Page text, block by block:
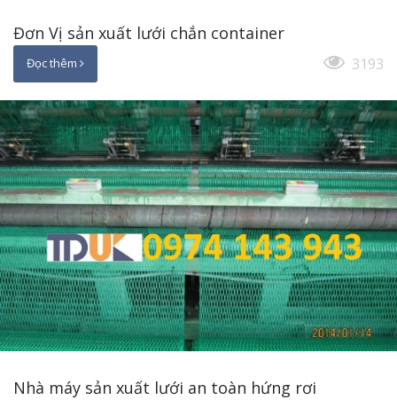
Đơn Vị sản xuất lưới chắn container
Đọc thêm 3193
Nhà máy sản xuất lưới an toàn hứng rơi